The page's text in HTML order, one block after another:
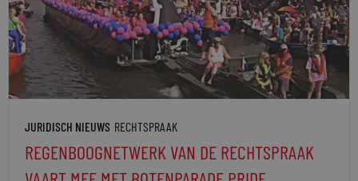
JURIDISCH NIEUWS RECHTSPRAAK
REGENBOOGNETWERK VAN DE RECHTSPRAAK